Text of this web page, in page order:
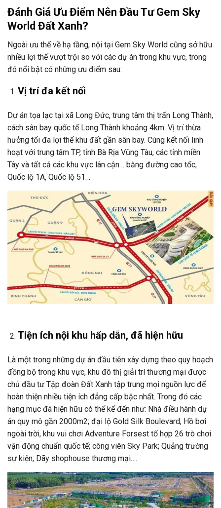
Đánh Giá Ưu Điểm Nên Đầu Tư Gem Sky
World Đất Xanh?
Ngoài ưu thế về hạ tầng, nội tại Gem Sky World cũng sở hữu
nhiều lợi thế vượt trội so với các dự án trong khu vực, trong
đó nổi bật có những ưu điểm sau:
Vị trí đa kết nối
Dự án tọa lạc tại xã Long Đức, trung tâm thị trấn Long Thành,
cách sân bay quốc tế Long Thành khoảng 4km. Vị trí thừa
hưởng tối đa lợi thế khu đất gần sân bay. Cùng kết nối linh
hoạt với trung tâm TP, tỉnh Bà Rịa Vũng Tàu, các tỉnh miền
Tây và tất cả các khu vực lân cận… bằng đường cao tốc,
Quốc lộ 1A, Quốc lộ 51…
Tiện ích nội khu hấp dẫn, đã hiện hữu
Là một trong những dự án đầu tiên xây dựng theo quy hoạch
đồng bộ trong khu vực, khu đô thị giải trí thương mại được
chủ đầu tư Tập đoàn Đất Xanh tập trung mọi nguồn lực để
hoàn thiện nhiều tiện ích đẳng cấp bậc nhất. Trong đó các
hạng mục đã hiện hữu có thể kể đến như: Nhà điều hành dự
án quy mô gần 2000m2; đại lộ Gold Silk Boulevard; Hồ bơi
ngoài trời, khu vui chơi Adventure Forsest tố hợp 26 trò chơi
vận động chuẩn quốc tế; công viên Sky Park; Quảng trường
sự kiện; Dãy shophouse thương mại….